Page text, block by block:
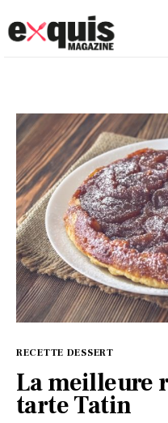
Hôtels
Gastronomie
Recettes
Shopping
Évènements
RECETTE DESSERT
La meilleure
tarte Tatin